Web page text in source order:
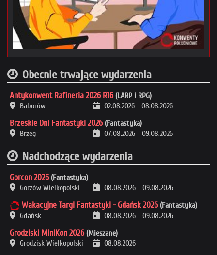
Obecnie trwające wydarzenia
Antykonwent Rafineria 2026 R16 (LARP i RPG)
Baborów
02.08.2026 - 08.08.2026
Brzeskie Dni Fantastyki 2026 (Fantastyka)
Brzeg
07.08.2026 - 09.08.2026
Nadchodzące wydarzenia
Gorcon 2026 (Fantastyka)
Gorzów Wielkopolski
08.08.2026 - 09.08.2026
Wakacyjne Targi Fantastyki - Gdańsk 2026 (Fantastyka)
Gdańsk
08.08.2026 - 09.08.2026
Grodziski MiniKon 2026 (Mieszane)
Grodzisk Wielkopolski
08.08.2026